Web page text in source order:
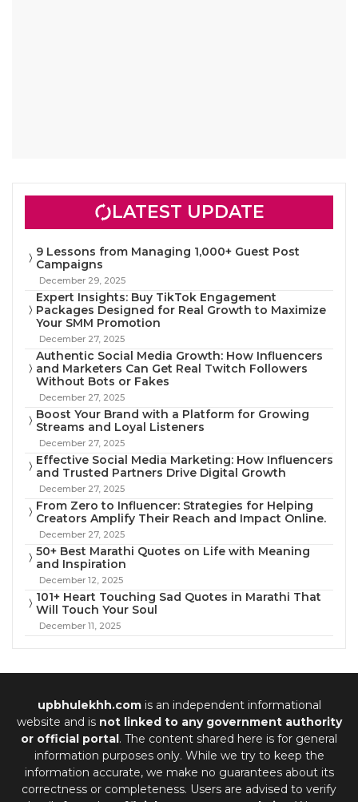
LATEST UPDATE
9 Lessons from Managing 1,000+ Guest Post
Campaigns
December 29, 2025
Expert Insights: Buy TikTok Engagement
Packages Designed for Real Growth to Maximize
Your SMM Promotion
December 27, 2025
Authentic Social Media Growth: How Influencers
and Marketers Can Get Real Twitch Followers
Without Bots or Fakes
December 27, 2025
Boost Your Brand with a Platform for Growing
Streams and Loyal Listeners
December 27, 2025
Effective Social Media Marketing: How Influencers
and Trusted Partners Drive Digital Growth
December 27, 2025
From Zero to Influencer: Strategies for Helping
Creators Amplify Their Reach and Impact Online.
December 27, 2025
50+ Best Marathi Quotes on Life with Meaning
and Inspiration
December 12, 2025
101+ Heart Touching Sad Quotes in Marathi That
Will Touch Your Soul
December 11, 2025
upbhulekhh.comis an independent informational
website and is not linked to any government authority
or official portal. The content shared here is for general
information purposes only. While we try to keep the
information accurate, we make no guarantees about its
correctness or completeness. Users are advised to verify